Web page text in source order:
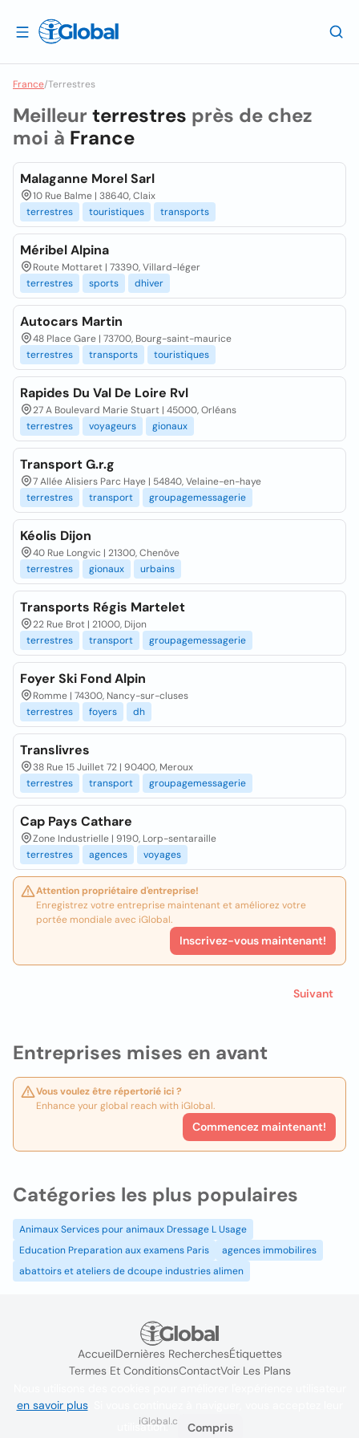
France/Terrestres
Entreprises mises en avant
Vous voulez être répertorié ici ?
Enhance your global reach with iGlobal.
Commencez maintenant!
Meilleur terrestres près de chez
moi à France
Malaganne Morel Sarl
10 Rue Balme | 38640, Claix
terrestres
touristiques transports
Méribel Alpina
Route Mottaret | 73390, Villard-léger
terrestres
sports dhiver
Autocars Martin
48 Place Gare | 73700, Bourg-saint-maurice
terrestres
transports touristiques
Rapides Du Val De Loire Rvl
27 A Boulevard Marie Stuart | 45000, Orléans
terrestres
voyageurs gionaux
Transport G.r.g
7 Allée Alisiers Parc Haye | 54840, Velaine-en-haye
terrestres
transport groupagemessagerie
Kéolis Dijon
40 Rue Longvic | 21300, Chenôve
terrestres
gionaux urbains
Transports Régis Martelet
22 Rue Brot | 21000, Dijon
terrestres
transport groupagemessagerie
Foyer Ski Fond Alpin
Romme | 74300, Nancy-sur-cluses
terrestres
foyers dh
Translivres
38 Rue 15 Juillet 72 | 90400, Meroux
terrestres
transport groupagemessagerie
Cap Pays Cathare
Zone Industrielle | 9190, Lorp-sentaraille
terrestres
agences voyages
Attention propriétaire d'entreprise!
Enregistrez votre entreprise maintenant et améliorez votre
portée mondiale avec iGlobal.
Inscrivez-vous maintenant!
Suivant
Catégories les plus populaires
Animaux Services pour animaux Dressage L Usage
Education Preparation aux examens Paris
agences immobilires
abattoirs et ateliers de dcoupe industries alimen
AccueilDernières RecherchesÉtiquettes
Termes Et ConditionsContactVoir Les Plans
iGlobal.co @ 2024
en savoir plus. Si vous continuez à naviguer, vous acceptez leur
utilisation.
Compris